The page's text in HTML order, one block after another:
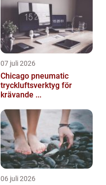
07 juli 2026
Chicago pneumatic
tryckluftsverktyg för
krävande ...
06 juli 2026